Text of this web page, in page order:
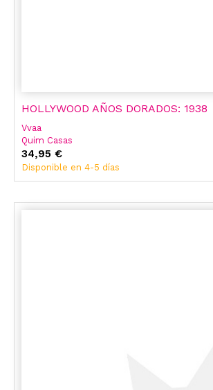
HOLLYWOOD AÑOS DORADOS: 1938
Vvaa
Quim Casas
Miguel Ángel Fidalgo
Juan Carlos Laviana
34,95 €
Disponible en 4-5 días